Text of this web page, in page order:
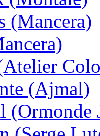
(Mancera)
(Ajmal)
(Ormonde